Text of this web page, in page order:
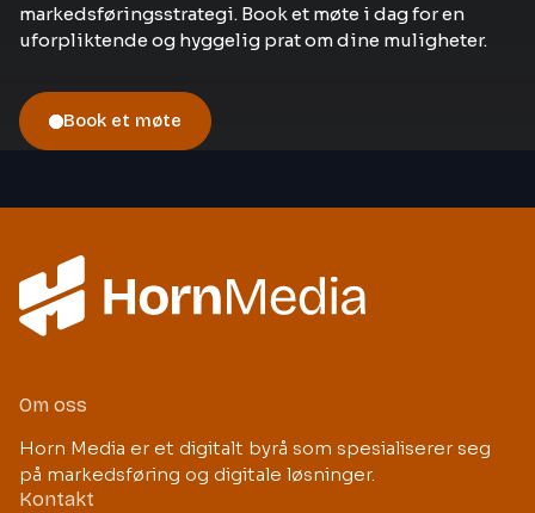
markedsføringsstrategi. Book et møte i dag for en
uforpliktende og hyggelig prat om dine muligheter.
Book et møte
Om oss
Horn Media er et digitalt byrå som spesialiserer seg
på markedsføring og digitale løsninger.
Kontakt